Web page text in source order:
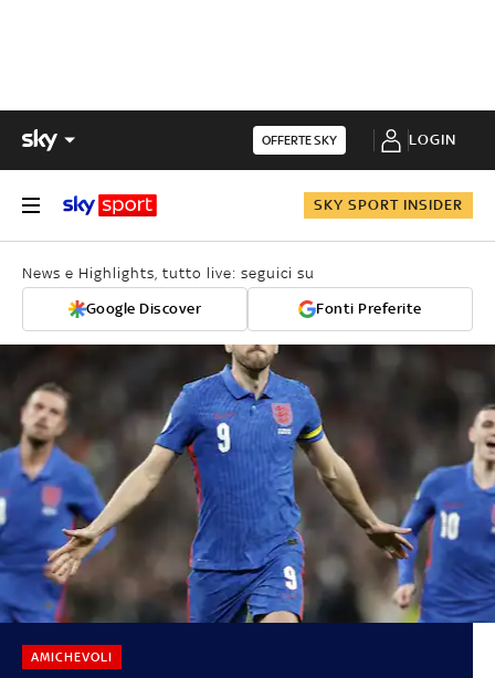
OFFERTE SKY LOGIN
SKY SPORT INSIDER
News e Highlights, tutto live: seguici su
Google Discover Fonti Preferite
AMICHEVOLI